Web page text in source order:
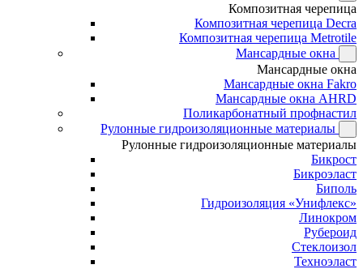
Композитная черепица
Композитная черепица Decra
Композитная черепица Metrotile
Мансардные окна
Мансардные окна
Мансардные окна Fakro
Мансардные окна AHRD
Поликарбонатный профнастил
Рулонные гидроизоляционные материалы
Рулонные гидроизоляционные материалы
Бикрост
Бикроэласт
Биполь
Гидроизоляция «Унифлекс»
Линокром
Рубероид
Стеклоизол
Техноэласт